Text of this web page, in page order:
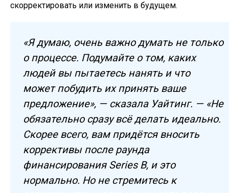
скорректировать или изменить в будущем.
«Я думаю, очень важно думать не только
о процессе. Подумайте о том, каких
людей вы пытаетесь нанять и что
может побудить их принять ваше
предложение», — сказала Уайтинг. — «Не
обязательно сразу всё делать идеально.
Скорее всего, вам придётся вносить
коррективы после раунда
финансирования Series B, и это
нормально. Но не стремитесь к